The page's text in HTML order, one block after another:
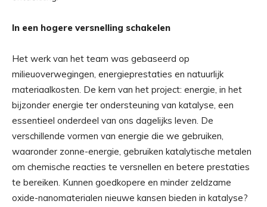
In een hogere versnelling schakelen
Het werk van het team was gebaseerd op
milieuoverwegingen, energieprestaties en natuurlijk
materiaalkosten. De kern van het project: energie, in het
bijzonder energie ter ondersteuning van katalyse, een
essentieel onderdeel van ons dagelijks leven. De
verschillende vormen van energie die we gebruiken,
waaronder zonne-energie, gebruiken katalytische metalen
om chemische reacties te versnellen en betere prestaties
te bereiken. Kunnen goedkopere en minder zeldzame
oxide-nanomaterialen nieuwe kansen bieden in katalyse?